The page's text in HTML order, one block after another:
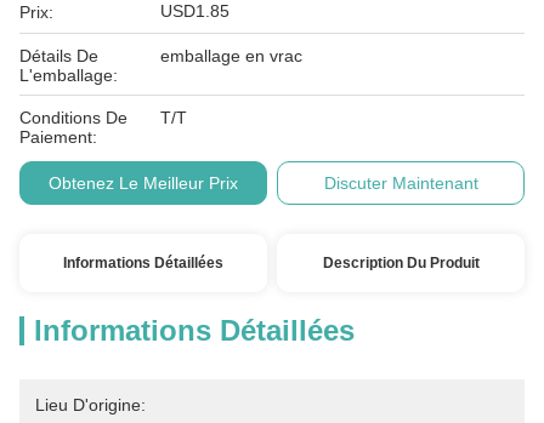
Prix: USD1.85
Détails De
L'emballage:
emballage en vrac
Conditions De
Paiement:
T/T
Obtenez Le Meilleur Prix Discuter Maintenant
Informations Détaillées Description Du Produit
Informations Détaillées
Lieu D'origine: